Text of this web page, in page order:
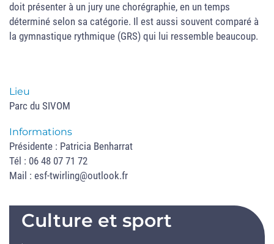
doit présenter à un jury une chorégraphie, en un temps
déterminé selon sa catégorie. Il est aussi souvent comparé à
la gymnastique rythmique (GRS) qui lui ressemble beaucoup.
Lieu
Parc du SIVOM
Informations
Présidente : Patricia Benharrat
Tél : 06 48 07 71 72
Mail : esf-twirling@outlook.fr
Culture et sport